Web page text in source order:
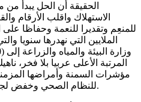
الحقيقة أن الحل يبدأ
الاستهلاك واقلب الأرقام
للمنعِم وتقديرا للنعمة وحفاظا
الملايين التي نهدرها سنويا
المرتبة الأعلى عربيا بلا فخر،
مؤشرات السمنة وأمراضها
للنظام الصحي وخفض لجودة الحياة على أكثر من مستوى.